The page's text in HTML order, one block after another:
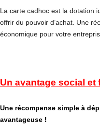
La carte cadhoc est la dotation
offrir du pouvoir d’achat. Une
économique pour votre
Un avantage social et
Une récompense simple à
avantageuse !